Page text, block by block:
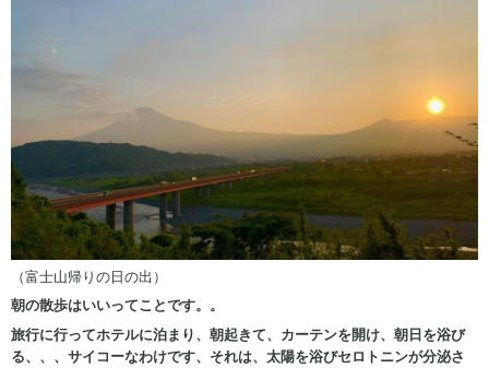
（富士山帰りの日の出）
朝の散歩はいいってことです。。
旅行に行ってホテルに泊まり、朝起きて、カーテンを開け、朝日を浴び
る、、、サイコーなわけです、それは、太陽を浴びセロトニンが分泌さ